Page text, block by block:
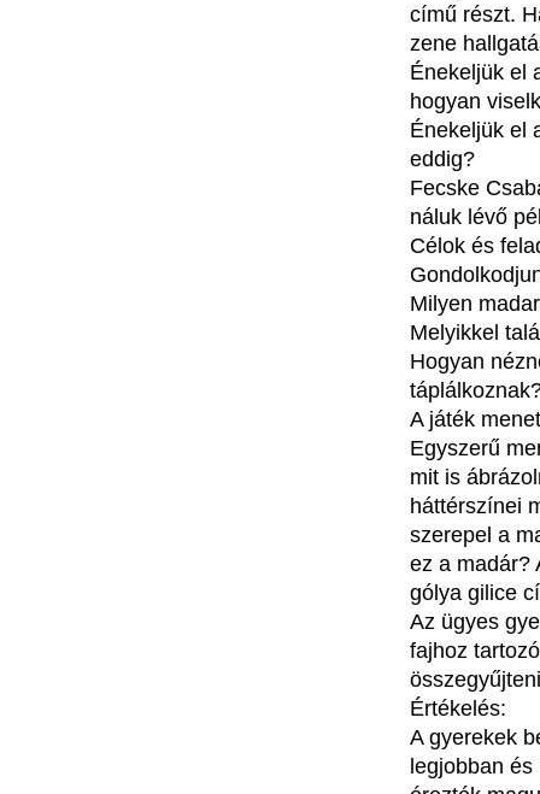
című részt.
zene
Énekeljük el
hogyan
Énekeljük el
eddig?
Fecske
náluk lévő
Célok és
Milyen
Melyikkel
Hogyan
táplálkoznak
A játék
Egyszerű
mit is
háttérszínei
szerepel a
ez a madár?
gólya gilice
Az ügyes
fajhoz tartozó
Értékelés:
A gyerekek
legjobban és